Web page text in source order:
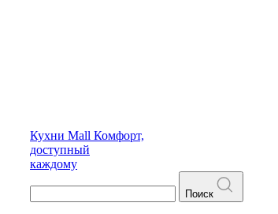
Кухни Mall Комфорт,
доступный
каждому
Поиск